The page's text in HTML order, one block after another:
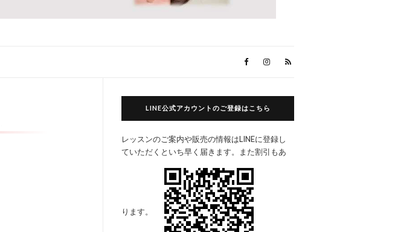
LINE公式アカウントのご登録はこちら
レッスンのご案内や販売の情報はLINEに登録し
ていただくといち早く届きます。また割引もあ
ります。